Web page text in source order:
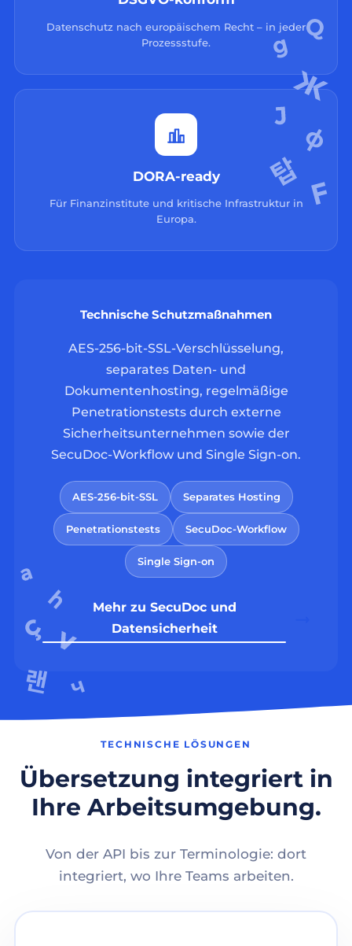
Datenschutz nach europäischem Recht – in jeder
Prozessstufe.
DORA-ready
Für Finanzinstitute und kritische Infrastruktur in
Europa.
Technische Schutzmaßnahmen
AES-256-bit-SSL-Verschlüsselung,
separates Daten- und
Dokumentenhosting, regelmäßige
Penetrationstests durch externe
Sicherheitsunternehmen sowie der
SecuDoc-Workflow und Single Sign-on.
AES-256-bit-SSL Separates Hosting
Penetrationstests SecuDoc-Workflow
Single Sign-on
Mehr zu SecuDoc und
Datensicherheit
TECHNISCHE LÖSUNGEN
Übersetzung integriert in
Ihre Arbeitsumgebung.
Von der API bis zur Terminologie: dort
integriert, wo Ihre Teams arbeiten.